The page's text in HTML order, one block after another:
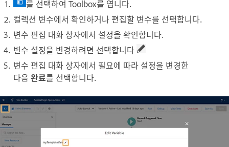
를 선택하여 Toolbox를 엽니다.
컬렉션 변수에서 확인하거나 편집할 변수를 선택합니다.
변수 편집 대화 상자에서 설정을 확인합니다.
변수 설정을 변경하려면 선택합니다
변수 편집 대화 상자에서 필요에 따라 설정을 변경한
다음 완료를 선택합니다.